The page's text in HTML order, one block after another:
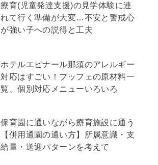
療育(児童発達支援)の見学体験に連
れて行く準備が大変…不安と警戒心
が強い子への説得と工夫
ホテルエピナール那須のアレルギー
対応はすごい！ブッフェの原材料一
覧、個別対応メニューいろいろ
保育園に通いながら療育施設に通う
【併用通園の通い方】所属意識・支
給量・送迎パターンを考えて